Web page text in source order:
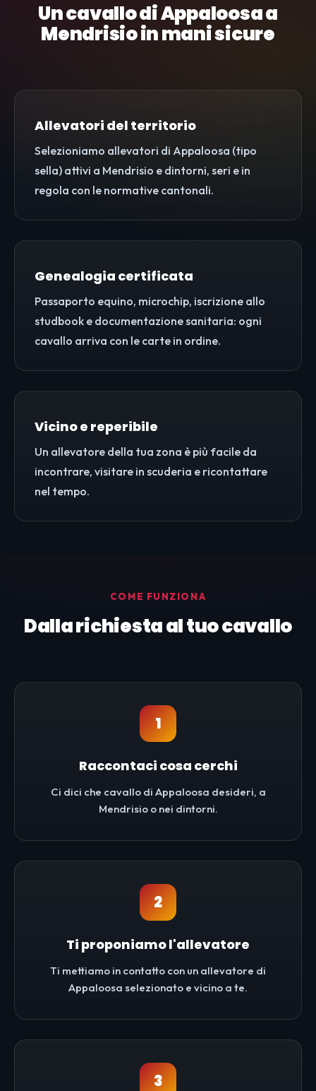
Un cavallo di Appaloosa a
Mendrisio in mani sicure
Allevatori del territorio
Selezioniamo allevatori di Appaloosa (tipo
sella) attivi a Mendrisio e dintorni, seri e in
regola con le normative cantonali.
Genealogia certificata
Passaporto equino, microchip, iscrizione allo
studbook e documentazione sanitaria: ogni
cavallo arriva con le carte in ordine.
Vicino e reperibile
Un allevatore della tua zona è più facile da
incontrare, visitare in scuderia e ricontattare
nel tempo.
COME FUNZIONA
Dalla richiesta al tuo cavallo
1
Raccontaci cosa cerchi
Ci dici che cavallo di Appaloosa desideri, a
Mendrisio o nei dintorni.
2
Ti proponiamo l'allevatore
Ti mettiamo in contatto con un allevatore di
Appaloosa selezionato e vicino a te.
3